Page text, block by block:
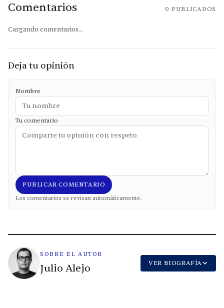
Comentarios 0 PUBLICADOS
Cargando comentarios...
Deja tu opinión
Nombre
Tu comentario
PUBLICAR COMENTARIO
Los comentarios se revisan automáticamente.
SOBRE EL AUTOR
Julio Alejo VER BIOGRAFÍA